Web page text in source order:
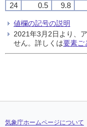
24
0.5 9.8
値欄の記号の説明
2021年3月2日より、
せん。詳しくは要素ご
気象庁ホームページについて